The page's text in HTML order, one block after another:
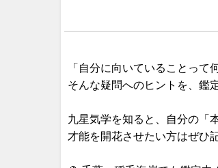
「自分に向いていることって
そんな疑問へのヒントを、鑑
九星気学を知ると、自分の「
才能を開花させたい方はぜひ